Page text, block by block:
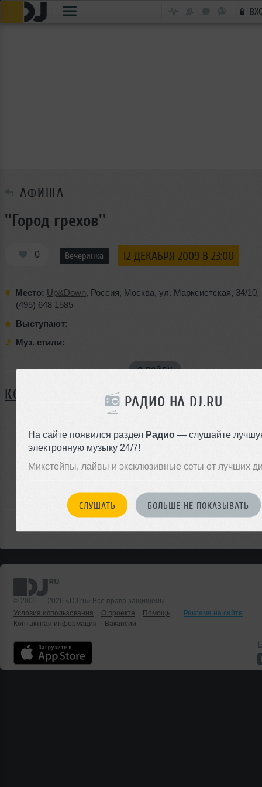
РАДИО НА DJ.RU
На сайте появился раздел Радио — слушайте
электронную музыку 24/7!
Микстейпы, лайвы и эксклюзивные сеты от лучших
СЛУШАТЬ БОЛЬШЕ НЕ ПОКАЗЫВАТЬ
АФИША
''Город грехов''
0 Вечеринка 12 ДЕКАБРЯ 2009 В 23:00
Место: Up&Down, Россия, Москва, ул. Марксистская, 34/10,
(495) 648 1585
Выступают:
Муз. стили:
Я ПОЙДУ
КОММЕНТАРИИ
ЗАРЕГИСТРИРУЙТЕСЬ
Или
© 2001 — 2026 «DJ.ru» Все права защищены.
Условия использования
О проекте Помощь
Реклама на сайте
Контактная информация
Вакансии